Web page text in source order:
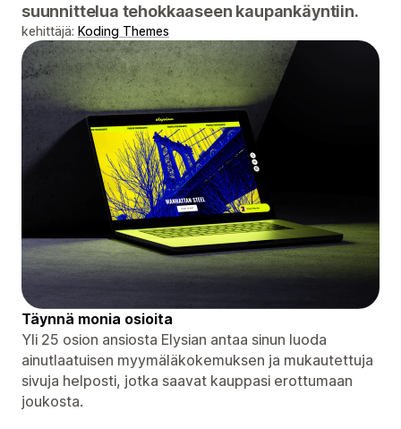
suunnittelua tehokkaaseen kaupankäyntiin.
kehittäjä: Koding Themes
Täynnä monia osioita
Yli 25 osion ansiosta Elysian antaa sinun luoda
ainutlaatuisen myymäläkokemuksen ja mukautettuja
sivuja helposti, jotka saavat kauppasi erottumaan
joukosta.